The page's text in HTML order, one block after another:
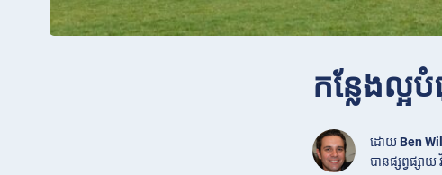
កន្លែងល្
ដោយ Ben
បានផ្សព្វផ្សាយ